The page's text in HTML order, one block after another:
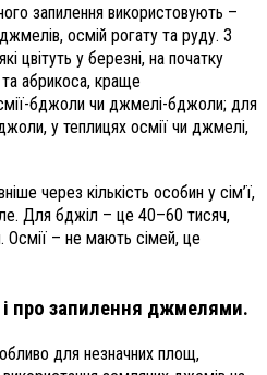
запилення використовують –
осмій рогату та руду. З
цвітуть у березні, на початку
абрикоса, краще
бджоли чи джмелі-бджоли; для
у теплицях осмії чи джмелі,
через кількість особин у сім’ї,
Для бджіл – це 40–60 тисяч,
– не мають сімей, це
і про запилення джмелями.
для незначних площ,